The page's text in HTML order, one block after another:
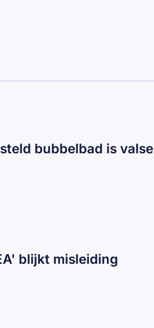
bubbelbad is valse
blijkt misleiding